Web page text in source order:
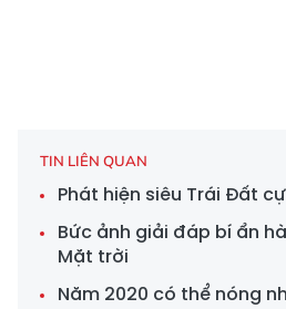
TIN LIÊN QUAN
Phát hiện siêu Trái Đất
Bức ảnh giải đáp bí ẩn
Mặt trời
Năm 2020 có thể nóng